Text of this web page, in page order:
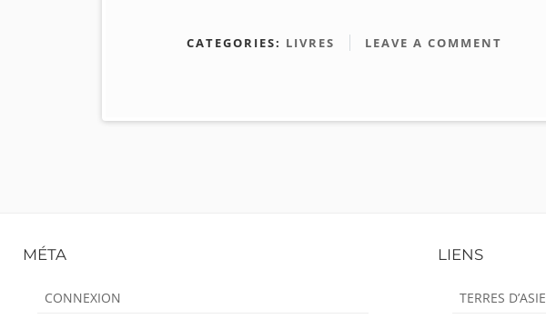
CATEGORIES: LIVRES LEAVE A COMMENT
Footer
MÉTA
CONNEXION
LIENS
TERRES D’ASIE